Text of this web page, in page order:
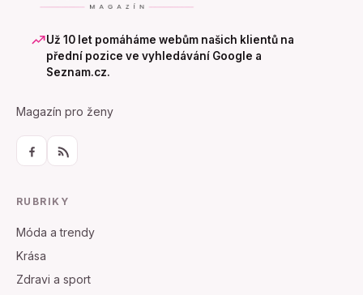
Už 10 let pomáháme webům našich klientů na
přední pozice ve vyhledávání Google a
Seznam.cz.
Magazín pro ženy
RUBRIKY
Móda a trendy
Krása
Zdravi a sport